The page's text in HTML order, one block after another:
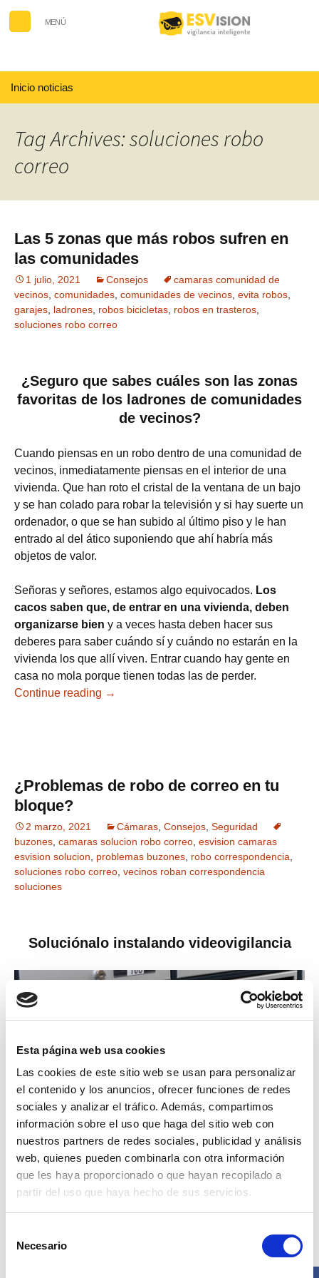
Esta página web usa cookies
Las cookies de este sitio web se usan para personalizar
el contenido y los anuncios, ofrecer funciones de redes
sociales y analizar el tráfico. Además, compartimos
información sobre el uso que haga del sitio web con
nuestros partners de redes sociales, publicidad y análisis
web, quienes pueden combinarla con otra información
que les haya proporcionado o que hayan recopilado a
partir del uso que haya hecho de sus servicios.
Necesario
MENÚ
Inicio noticias
Tag Archives: soluciones robo
correo
Las 5 zonas que más robos sufren en
las comunidades
1 julio, 2021 Consejos
camaras comunidad de
vecinos comunidades comunidades de vecinos evita robos
garajes ladrones robos bicicletas robos en trasteros
soluciones robo correo
¿Seguro que sabes cuáles son las zonas
favoritas de los ladrones de comunidades
de vecinos?
Cuando piensas en un robo dentro de una comunidad de
vecinos, inmediatamente piensas en el interior de una
vivienda. Que han roto el cristal de la ventana de un bajo
y se han colado para robar la televisión y si hay suerte un
ordenador, o que se han subido al último piso y le han
entrado al del ático suponiendo que ahí habría más
objetos de valor.
Señoras y señores, estamos algo equivocados. Los
cacos saben que, de entrar en una vivienda, deben
organizarse bien y a veces hasta deben hacer sus
deberes para saber cuándo sí y cuándo no estarán en la
vivienda los que allí viven. Entrar cuando hay gente en
casa no mola porque tienen todas las de perder.
Continue reading Las 5 zonas que más robos sufren en las
→
¿Problemas de robo de correo en tu
bloque?
2 marzo, 2021 Cámaras Consejos Seguridad
buzones camaras solucion robo correo esvision camaras
esvision solucion
problemas buzones robo correspondencia
soluciones robo correo vecinos roban correspondencia
soluciones
Soluciónalo instalando videovigilancia
Es el pan nuestro de cada día en muchosbloques de
viviendas. Bajas al buzón a por tu correspondencia y te
falta el periódico. O la revista a la que estás suscrito. O
tirada por el suelo (o en la papelera).
¿Reconoces esta